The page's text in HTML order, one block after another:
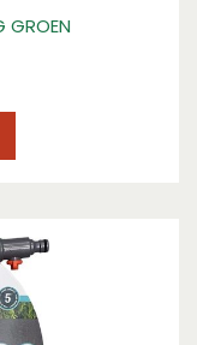
je alleen de
te draaien,
afspoelen
GROEN